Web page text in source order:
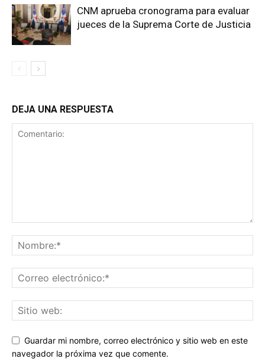
CNM aprueba cronograma para evaluar
jueces de la Suprema Corte de Justicia
DEJA UNA RESPUESTA
Guardar mi nombre, correo electrónico y sitio web en este
navegador la próxima vez que comente.